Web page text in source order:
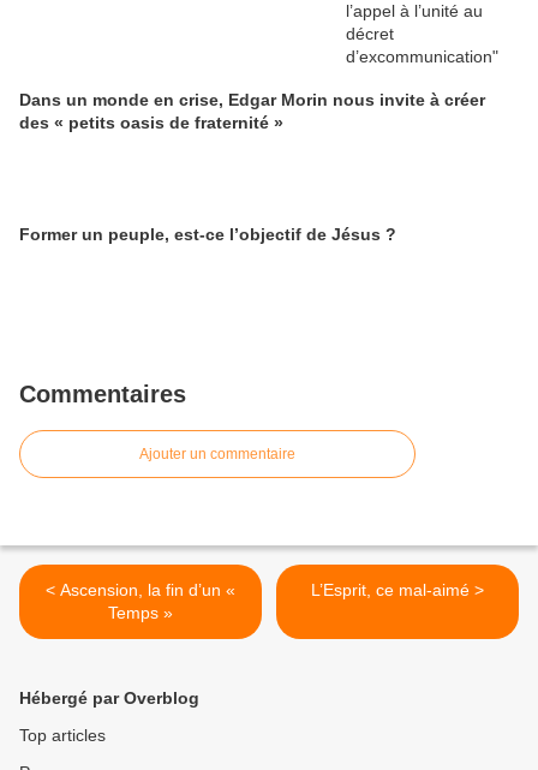
Dans un monde en crise, Edgar Morin nous invite à créer
des « petits oasis de fraternité »
Former un peuple, est-ce l’objectif de Jésus ?
Commentaires
Ajouter un commentaire
< Ascension, la fin d’un «
Temps »
L’Esprit, ce mal-aimé >
Hébergé par Overblog
Top articles